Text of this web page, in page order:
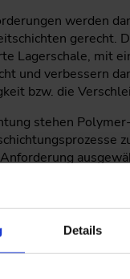
Details
werden
gerecht.
Lagerschale, mit
und verbessern
bzw. die
stehen
Bronzen immer eine
zur FEM-